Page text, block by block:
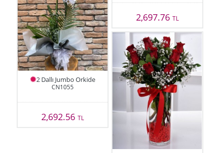
2 Dallı Jumbo Orkide
CN1055
2,692.56TL
2,697.76 TL